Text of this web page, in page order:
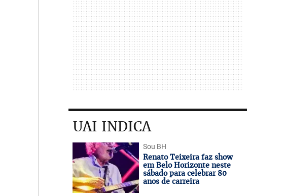
UAI INDICA
Sou BH
Renato Teixeira faz show
em Belo Horizonte neste
sábado para celebrar 80
anos de carreira